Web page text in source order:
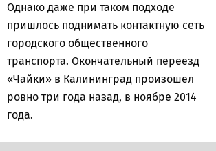
Однако даже при таком подходе
пришлось поднимать контактную сеть
городского общественного
транспорта. Окончательный переезд
«Чайки» в Калининград произошел
ровно три года назад, в ноябре 2014
года.